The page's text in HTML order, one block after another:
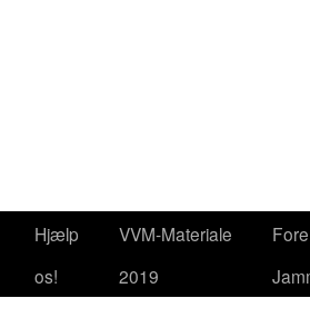
Hjælp
os!
VVM-Materiale
2019